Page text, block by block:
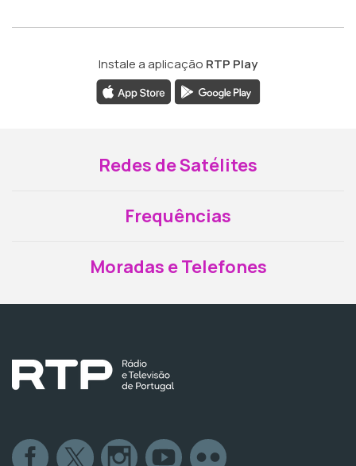
Instale a aplicação RTP Play
Redes de Satélites
Frequências
Moradas e Telefones